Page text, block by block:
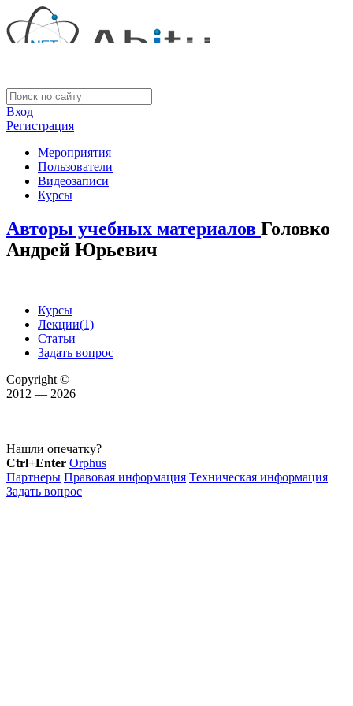
Вход
Регистрация
Мероприятия
Пользователи
Видеозаписи
Курсы
Авторы учебных материалов Головко
Андрей Юрьевич
Курсы
Лекции(1)
Статьи
Задать вопрос
Copyright ©
2012 — 2026
Нашли опечатку?
Ctrl+Enter Orphus
Партнеры Правовая информация Техническая информация
Задать вопрос